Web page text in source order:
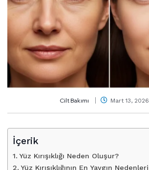
Cilt Bakımı Mart 13, 2026
İçerik
Yüz Kırışıklığı Neden Oluşur?
Yüz Kırışıklığının En Yaygın Nedenleri